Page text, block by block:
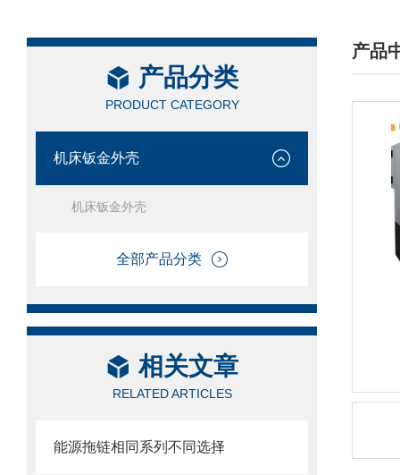
产品分类
PRODUCT CATEGORY
机床钣金外壳
机床钣金外壳
全部产品分类
相关文章
RELATED ARTICLES
能源拖链相同系列不同选择
产品
/